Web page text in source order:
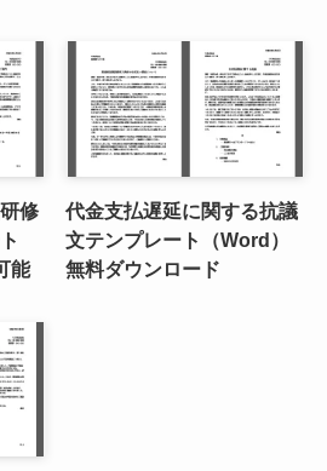
修
能
代金支払遅延に関する抗議
文テンプレート（Word）
無料ダウンロード